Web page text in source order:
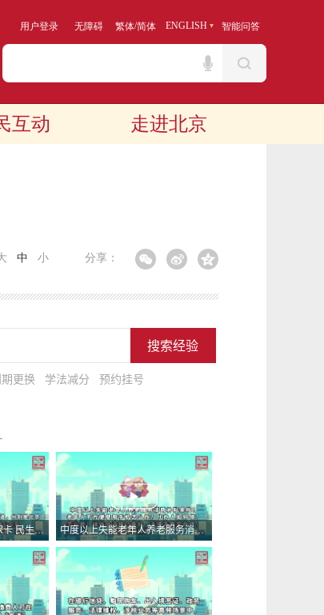
用户登录 无障碍 繁体/简体 ENGLISH 智能问答
互动 走进北京
分享：
中 小